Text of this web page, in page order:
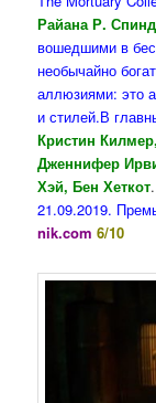
Райана Р.
вошедшими в
необычайно
аллюзиями: это
и стилей.В
Кристин
Дженнифер
Хэй, Бен Хеткот
21.09.2019.
nik.com 6/10